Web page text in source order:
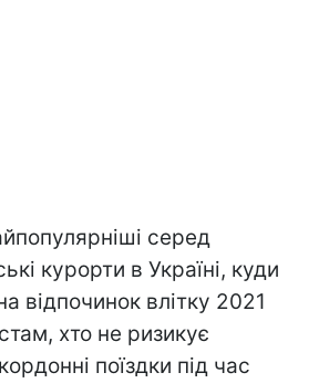
серед
курорти в Україні, куди
відпочинок влітку 2021
хто не ризикує
поїздки під час